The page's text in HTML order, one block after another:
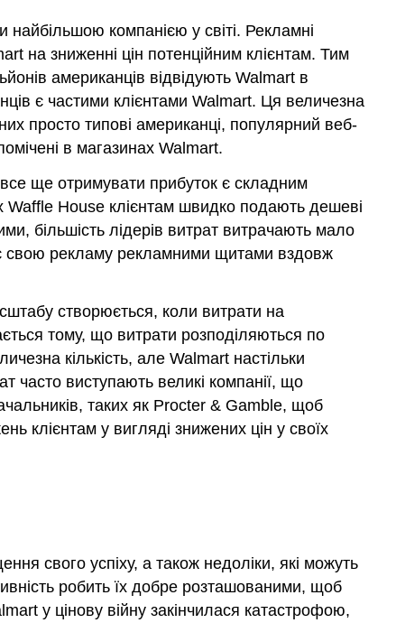
компанією у світі. Рекламні
на зниженні цін потенційним клієнтам. Тим
американців відвідують Walmart в
є частими клієнтами Walmart. Ця величезна
просто типові американці, популярний веб-
в магазинах Walmart.
все ще отримувати прибуток є складним
House клієнтам швидко подають дешеві
більшість лідерів витрат витрачають мало
свою рекламу рекламними щитами вздовж
створюється, коли витрати на
тому, що витрати розподіляються по
кількість, але Walmart настільки
часто виступають великі компанії, що
таких як Procter & Gamble, щоб
клієнтам у вигляді знижених цін у своїх
свого успіху, а також недоліки, які можуть
робить їх добре розташованими, щоб
у цінову війну закінчилася катастрофою,